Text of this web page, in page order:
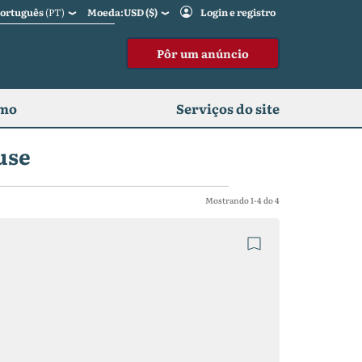
(PT) Moeda:USD ($) Login e registro
Pôr um anúncio
Serviços do site
Mostrando 1-4 do 4